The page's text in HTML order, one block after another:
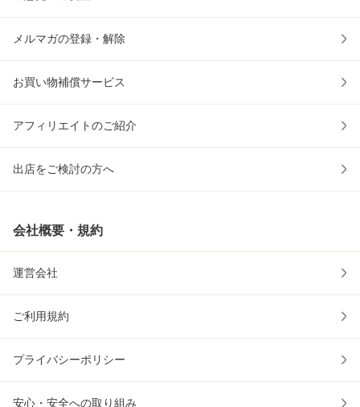
メルマガの登録・解除
お買い物補償サービス
アフィリエイトのご紹介
出店をご検討の方へ
会社概要・規約
運営会社
ご利用規約
プライバシーポリシー
安心・安全への取り組み